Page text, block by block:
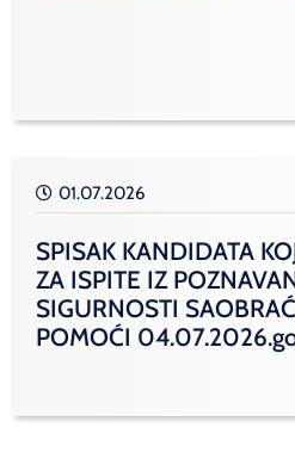
01.07.2026
SPISAK KANDIDATA
ZA ISPITE IZ
SIGURNOSTI
POMOĆI